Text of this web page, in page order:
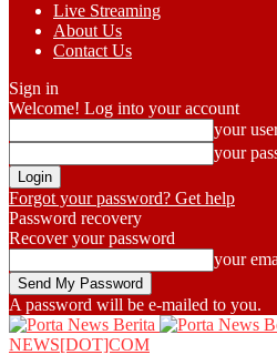
Live Streaming
About Us
Contact Us
Sign in
Welcome! Log into your account
your
your
Forgot your password? Get help
Password recovery
Recover your password
your
A password will be e-mailed to you.
NEWS[DOT]COM